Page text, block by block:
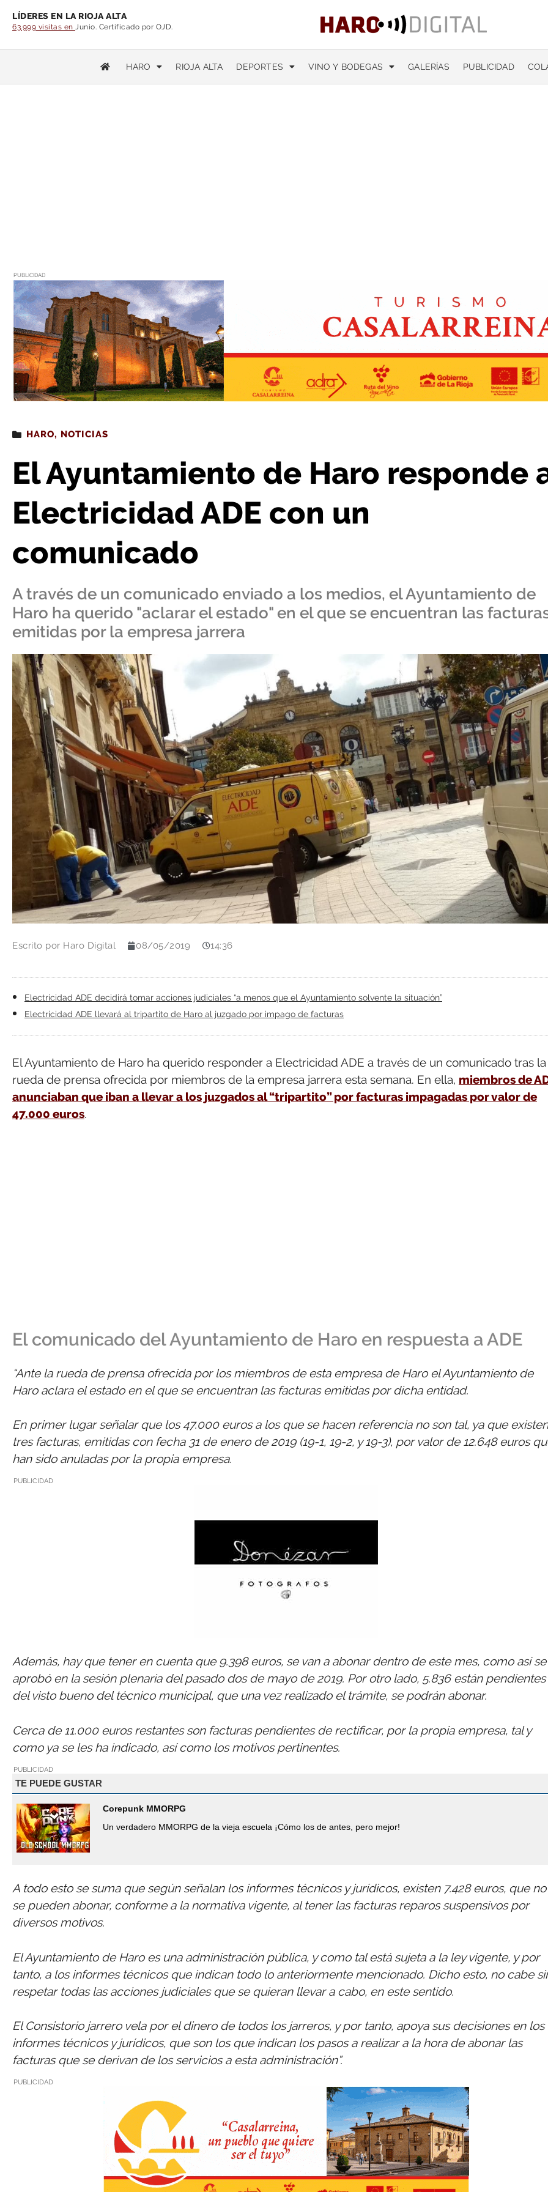
LÍDERES EN LA RIOJA ALTA
63.999 visitas en Junio. Certificado por OJD.
HARO RIOJA ALTA DEPORTES VINO Y BODEGAS GALERÍAS PUBLICIDAD
PUBLICIDAD
Estás leyendo : El Ayuntamiento de Haro responde a Electricidad ADE con un comunicado
HARO, NOTICIAS
El Ayuntamiento de Haro responde
Electricidad ADE con un
comunicado
A través de un comunicado enviado a los medios, el Ayuntamiento de
Haro ha querido "aclarar el estado" en el que se encuentran las
emitidas por la empresa jarrera
Escrito por Haro Digital 08/05/2019 14:36
Electricidad ADE decidirá tomar acciones judiciales “a menos que el Ayuntamiento solvente la situación”
Electricidad ADE llevará al tripartito de Haro al juzgado por impago de facturas
El Ayuntamiento de Haro ha querido responder a Electricidad ADE a través de un comunicado tras la
rueda de prensa ofrecida por miembros de la empresa jarrera esta semana. En ella, miembros de
anunciaban que iban a llevar a los juzgados al “tripartito” por facturas impagadas por valor de
47.000 euros.
El comunicado del Ayuntamiento de Haro en respuesta a ADE
“Ante la rueda de prensa ofrecida por los miembros de esta empresa de Haro el Ayuntamiento de
Haro aclara el estado en el que se encuentran las facturas emitidas por dicha entidad.
En primer lugar señalar que los 47.000 euros a los que se hacen referencia no son tal, ya que existen
tres facturas, emitidas con fecha 31 de enero de 2019 (19-1, 19-2, y 19-3), por valor de 12.648 euros
han sido anuladas por la propia empresa.
PUBLICIDAD
Además, hay que tener en cuenta que 9.398 euros, se van a abonar dentro de este mes, como así se
aprobó en la sesión plenaria del pasado dos de mayo de 2019. Por otro lado, 5.836 están pendientes
del visto bueno del técnico municipal, que una vez realizado el trámite, se podrán abonar.
Cerca de 11.000 euros restantes son facturas pendientes de rectificar, por la propia empresa, tal y
como ya se les ha indicado, así como los motivos pertinentes.
PUBLICIDAD
TE PUEDE GUSTAR
Corepunk MMORPG
Un verdadero MMORPG de la vieja escuela ¡Cómo los de antes, pero mejor!
A todo esto se suma que según señalan los informes técnicos y jurídicos, existen 7.428 euros, que no
se pueden abonar, conforme a la normativa vigente, al tener las facturas reparos suspensivos por
diversos motivos.
El Ayuntamiento de Haro es una administración pública, y como tal está sujeta a la ley vigente, y por
tanto, a los informes técnicos que indican todo lo anteriormente mencionado. Dicho esto, no cabe
respetar todas las acciones judiciales que se quieran llevar a cabo, en este sentido.
El Consistorio jarrero vela por el dinero de todos los jarreros, y por tanto, apoya sus decisiones en los
informes técnicos y jurídicos, que son los que indican los pasos a realizar a la hora de abonar las
facturas que se derivan de los servicios a esta administración”.
PUBLICIDAD